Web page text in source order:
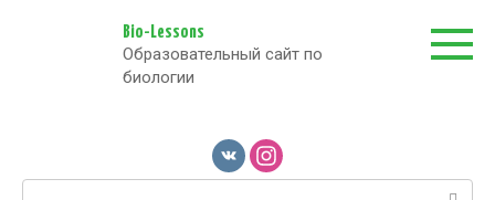
Bio-Lessons
Образовательный сайт по
биологии
Поиск: